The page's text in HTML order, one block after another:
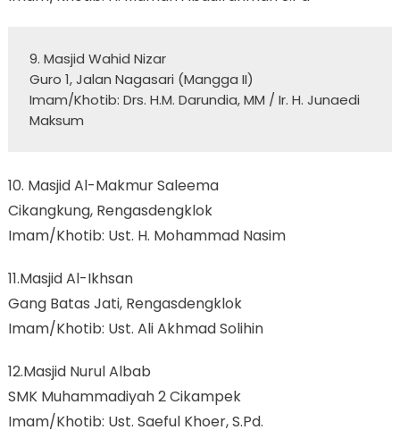
9. Masjid Wahid Nizar
Guro 1, Jalan Nagasari (Mangga II)
Imam/Khotib: Drs. H.M. Darundia, MM / Ir. H. Junaedi
Maksum
10. Masjid Al-Makmur Saleema
Cikangkung, Rengasdengklok
Imam/Khotib: Ust. H. Mohammad Nasim
11.Masjid Al-Ikhsan
Gang Batas Jati, Rengasdengklok
Imam/Khotib: Ust. Ali Akhmad Solihin
12.Masjid Nurul Albab
SMK Muhammadiyah 2 Cikampek
Imam/Khotib: Ust. Saeful Khoer, S.Pd.